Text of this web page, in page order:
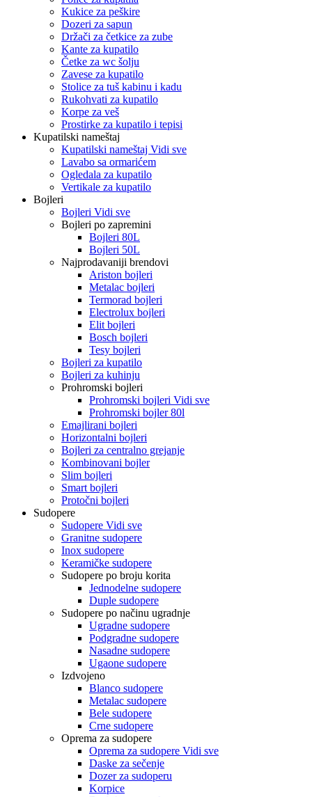
Kukice za peškire
Dozeri za sapun
Držači za četkice za zube
Kante za kupatilo
Četke za wc šolju
Zavese za kupatilo
Stolice za tuš kabinu i kadu
Rukohvati za kupatilo
Korpe za veš
Prostirke za kupatilo i tepisi
Kupatilski nameštaj
Kupatilski nameštaj Vidi sve
Lavabo sa ormarićem
Ogledala za kupatilo
Vertikale za kupatilo
Bojleri
Bojleri Vidi sve
Bojleri po zapremini
Bojleri 80L
Bojleri 50L
Najprodavaniji brendovi
Ariston bojleri
Metalac bojleri
Termorad bojleri
Electrolux bojleri
Elit bojleri
Bosch bojleri
Tesy bojleri
Bojleri za kupatilo
Bojleri za kuhinju
Prohromski bojleri
Prohromski bojleri Vidi sve
Prohromski bojler 80l
Emajlirani bojleri
Horizontalni bojleri
Bojleri za centralno grejanje
Kombinovani bojler
Slim bojleri
Smart bojleri
Protočni bojleri
Sudopere
Sudopere Vidi sve
Granitne sudopere
Inox sudopere
Keramičke sudopere
Sudopere po broju korita
Jednodelne sudopere
Duple sudopere
Sudopere po načinu ugradnje
Ugradne sudopere
Podgradne sudopere
Nasadne sudopere
Ugaone sudopere
Izdvojeno
Blanco sudopere
Metalac sudopere
Bele sudopere
Crne sudopere
Oprema za sudopere
Oprema za sudopere Vidi sve
Daske za sečenje
Dozer za sudoperu
Korpice